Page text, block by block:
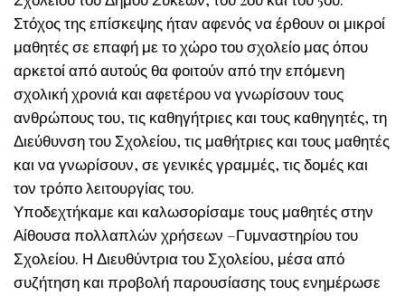
Στόχος της επίσκεψης ήταν αφενός να έρθουν οι μικροί
μαθητές σε επαφή με το χώρο του σχολείο μας όπου
αρκετοί από αυτούς θα φοιτούν από την επόμενη
σχολική χρονιά και αφετέρου να γνωρίσουν τους
ανθρώπους του, τις καθηγήτριες και τους καθηγητές, τη
Διεύθυνση του Σχολείου, τις μαθήτριες και τους μαθητές
και να γνωρίσουν, σε γενικές γραμμές, τις δομές και
τον τρόπο λειτουργίας του.
Υποδεχτήκαμε και καλωσορίσαμε τους μαθητές στην
Αίθουσα πολλαπλών χρήσεων –Γυμναστηρίου του
Σχολείου. Η Διευθύντρια του Σχολείου, μέσα από
συζήτηση και προβολή παρουσίασης τους ενημέρωσε